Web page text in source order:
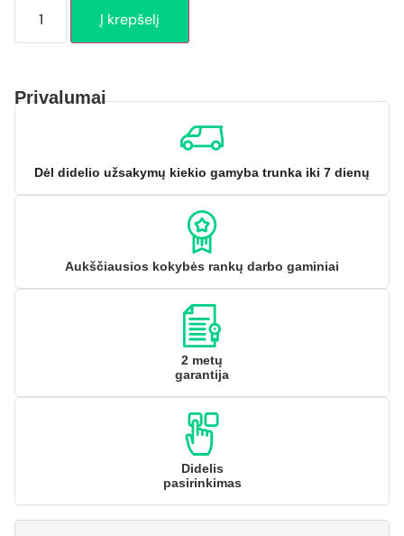
Į krepšelį
Privalumai
Dėl didelio užsakymų kiekio gamyba trunka iki 7 dienų
Aukščiausios kokybės rankų darbo gaminiai
2 metų
garantija
Didelis
pasirinkimas